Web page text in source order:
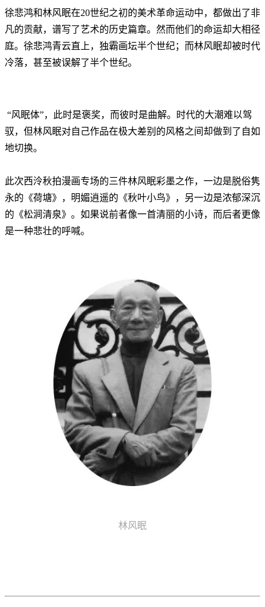
徐悲鸿和林风眠在20世纪之初的美术革命运动中，都做出了非
凡的贡献，谱写了艺术的历史篇章。然而他们的命运却大相径
庭。徐悲鸿青云直上，独霸画坛半个世纪；而林风眠却被时代
冷落，甚至被误解了半个世纪。
“风眠体”，此时是褒奖，而彼时是曲解。时代的大潮难以驾
驭，但林风眠对自己作品在极大差别的风格之间却做到了自如
地切换。
此次西泠秋拍漫画专场的三件林风眠彩墨之作，一边是脱俗隽
永的《荷塘》，明媚逍遥的《秋叶小鸟》，另一边是浓郁深沉
的《松涧清泉》。如果说前者像一首清丽的小诗，而后者更像
是一种悲壮的呼喊。
林风眠